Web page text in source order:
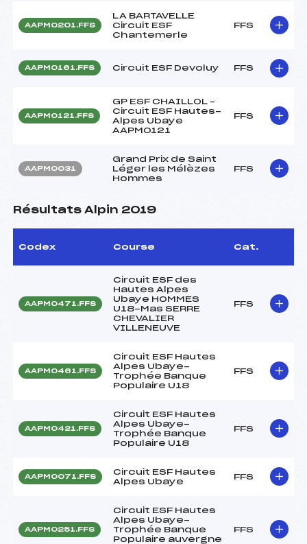
AAPM0201.FFS
LA BARTAVELLE
Circuit ESF
Chantemerle
FFS
AAPM0161.FFS Circuit ESF Devoluy FFS
AAPM0121.FFS
GP ESF CHAILLOL –
Circuit ESF Hautes-
Alpes Ubaye
AAPM0121
FFS
AAPM0031
Grand Prix de Saint
Léger les Mélèzes
Hommes
FFS
Résultats Alpin 2019
Codex Course Cat.
AAPM0471.FFS
Circuit ESF des
Hautes Alpes
Ubaye HOMMES
U18-Mas SERRE
CHEVALIER
VILLENEUVE
FFS
AAPM0461.FFS
Circuit ESF Hautes
Alpes Ubaye-
Trophée Banque
Populaire U18
FFS
AAPM0421.FFS
Circuit ESF Hautes
Alpes Ubaye-
Trophée Banque
Populaire U18
FFS
AAPM0071.FFS
Circuit ESF Hautes
Alpes Ubaye
FFS
AAPM0251.FFS
Circuit ESF Hautes
Alpes Ubaye-
Trophée Banque
Populaire auvergne
FFS